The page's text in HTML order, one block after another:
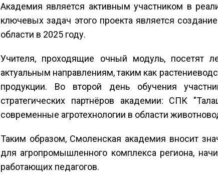
Академия является активным участником в
ключевых задач этого проекта является
области в 2025 году.
Учителя, проходящие очный модуль, посетят
актуальным направлениям, таким как
продукции. Во второй день обучения
стратегических партнёров академии: СПК
современные агротехнологии в области
Таким образом, Смоленская академия вносит
для агропромышленного комплекса региона,
работающих педагогов.